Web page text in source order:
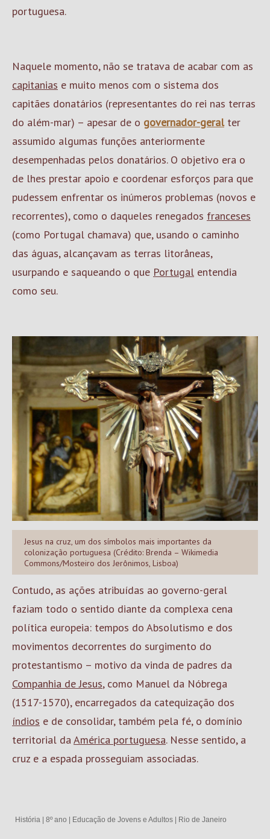
portuguesa.
Naquele momento, não se tratava de acabar com as
capitanias e muito menos com o sistema dos
capitães donatários (representantes do rei nas terras
do além-mar) – apesar de o governador-geralter
assumido algumas funções anteriormente
desempenhadas pelos donatários. O objetivo era o
de lhes prestar apoio e coordenar esforços para que
pudessem enfrentar os inúmeros problemas (novos e
recorrentes), como o daqueles renegados franceses
(como Portugal chamava) que, usando o caminho
das águas, alcançavam as terras litorâneas,
usurpando e saqueando o que Portugal entendia
como seu.
Jesus na cruz, um dos símbolos mais importantes da
colonização portuguesa (Crédito: Brenda – Wikimedia
Commons/Mosteiro dos Jerônimos, Lisboa)
Contudo, as ações atribuídas ao governo-geral
faziam todo o sentido diante da complexa cena
política europeia: tempos do Absolutismo e dos
movimentos decorrentes do surgimento do
protestantismo – motivo da vinda de padres da
Companhia de Jesus, como Manuel da Nóbrega
(1517-1570), encarregados da catequização dos
índios e de consolidar, também pela fé, o domínio
territorial da América portuguesa. Nesse sentido, a
cruz e a espada prosseguiam associadas.
História 8º ano Educação de Jovens e Adultos Rio de Janeiro